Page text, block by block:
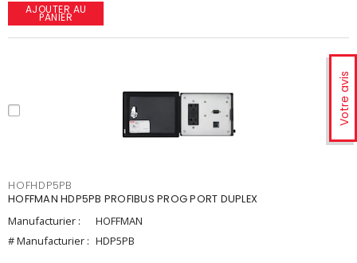
Votre avis
AJOUTER AU
PANIER
HOFHDP5PB
HOFFMAN HDP5PB PROFIBUS PROG PORT DUPLEX
Manufacturier :
HOFFMAN
# Manufacturier : HDP5PB